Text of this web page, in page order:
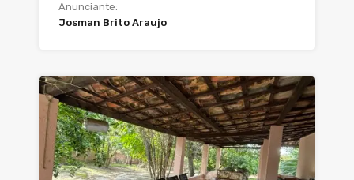
Anunciante:
Josman Brito Araujo